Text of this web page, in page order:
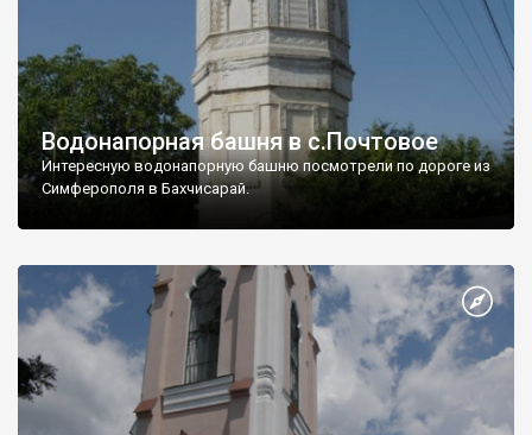
Водонапорная башня в с.Почтовое
Интересную водонапорную башню посмотрели по дороге из
Симферополя в Бахчисарай.